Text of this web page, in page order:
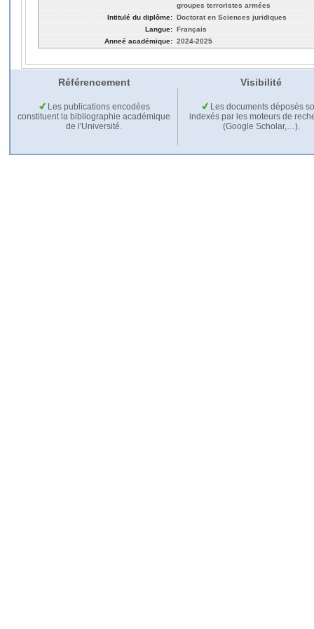
groupes terroristes armées
Intitulé du diplôme: Doctorat en Sciences juridiques
Langue: Français
Anneé académique: 2024-2025
Référencement Visibilité
Les publications encodées
constituent la bibliographie académique
de l'Université.
Les documents déposés
indexés par les moteurs de
(Google Scholar,…).